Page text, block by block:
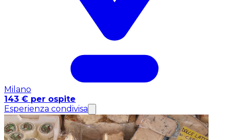
Milano
143 € per ospite
Esperienza condivisa